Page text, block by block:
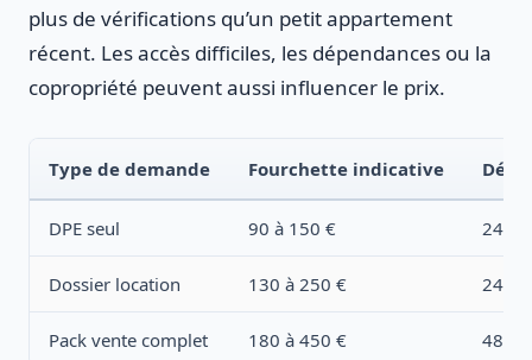
plus de vérifications qu’un petit appartement
récent. Les accès difficiles, les dépendances ou la
copropriété peuvent aussi influencer le prix.
Type de demande Fourchette indicative
DPE seul 90 à 150 € 24 à
Dossier location 130 à 250 € 24 à
Pack vente complet 180 à 450 € 48 à